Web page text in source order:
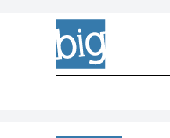
Skip to content